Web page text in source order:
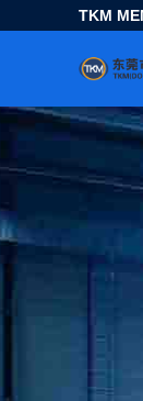
TKM